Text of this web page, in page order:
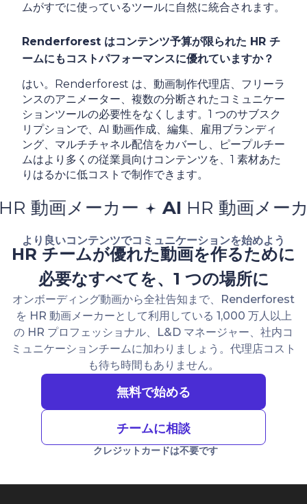
ムがすでに使っているツールに自然に統合されます。
Renderforest はコンテンツ予算が限られた HR チ
ームにもコストパフォーマンスに優れていますか？
はい。Renderforest は、動画制作代理店、フリーラ
ンスのアニメーター、複数の分断されたコミュニケー
ションツールの必要性をなくします。1 つのサブスク
リプションで、AI 動画作成、編集、雇用ブランディ
ング、マルチチャネル配信をカバーし、ピープルチー
ムはより多くの従業員向けコンテンツを、1 素材あた
りはるかに低コストで制作できます。
メーカー AIHR 動画メーカー
より良いコンテンツでコミュニケーションを始めよう
HR チームが優れた動画を作るために
必要なすべてを、1 つの場所に
オンボーディング動画から全社告知まで、Renderforest
を HR 動画メーカーとして利用している 1,000 万人以上
の HR プロフェッショナル、L&D マネージャー、社内コ
ミュニケーションチームに加わりましょう。代理店コスト
も待ち時間もありません。
無料で始める
チームに相談
クレジットカードは不要です